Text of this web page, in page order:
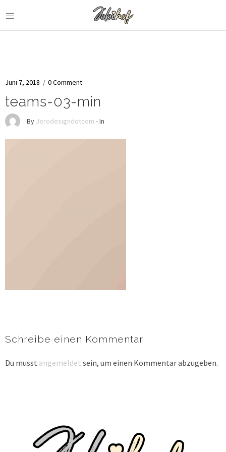
Juni 7, 2018 / 0 Comment
teams-03-min
By Jerodesigndotcom - In
Schreibe einen Kommentar
Du musst angemeldet sein, um einen Kommentar abzugeben.